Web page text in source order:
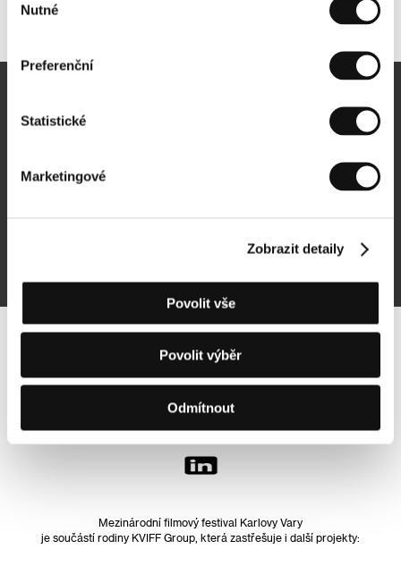
souhlasu
Nutné
Preferenční
Statistické
Marketingové
Zobrazit detaily
Povolit vše
Povolit výběr
Odmítnout
Sledujte nás na síti:
Mezinárodní filmový festival Karlovy Vary
je součástí rodiny KVIFF Group, která zastřešuje i další projekty: